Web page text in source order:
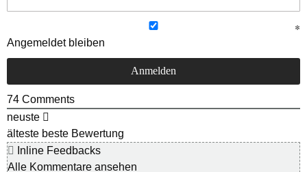
Angemeldet bleiben
74 Comments
neuste
älteste beste Bewertung
Inline Feedbacks
Alle Kommentare ansehen